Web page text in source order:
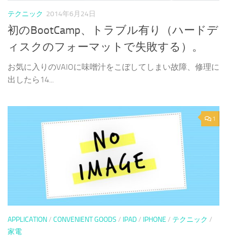
テクニック 2014年6月24日
初のBootCamp、トラブル有り（ハードデ
ィスクのフォーマットで失敗する）。
お気に入りのVAIOに味噌汁をこぼしてしまい故障、修理に
出したら14...
1
APPLICATION/ CONVENIENT GOODS / IPAD/ IPHONE / テクニック /
家電